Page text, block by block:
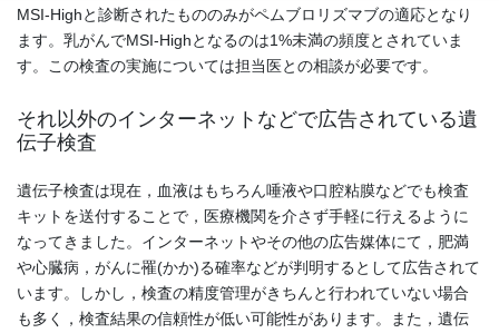
MSI-Highと診断されたもののみがペムブロリズマブの適応となり
ます。乳がんでMSI-Highとなるのは1%未満の頻度とされていま
す。この検査の実施については担当医との相談が必要です。
それ以外のインターネットなどで広告されている遺
伝子検査
遺伝子検査は現在，血液はもちろん唾液や口腔粘膜などでも検査
キットを送付することで，医療機関を介さず手軽に行えるように
なってきました。インターネットやその他の広告媒体にて，肥満
や心臓病，がんに罹(かか)る確率などが判明するとして広告されて
います。しかし，検査の精度管理がきちんと行われていない場合
も多く，検査結果の信頼性が低い可能性があります。また，遺伝